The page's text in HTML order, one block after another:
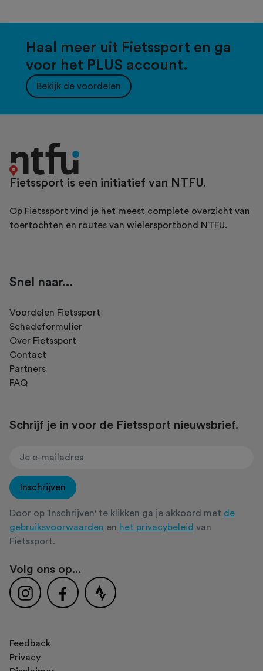
Haal meer uit Fietssport en ga
voor het PLUS account.
Bekijk de voordelen
Fietssport is een initiatief van NTFU.
Op Fietssport vind je het meest complete overzicht van
toertochten en routes van wielersportbond NTFU.
Snel naar...
Voordelen Fietssport
Schadeformulier
Over Fietssport
Contact
Partners
FAQ
Schrijf je in voor de Fietssport nieuwsbrief.
Inschrijven
Door op 'Inschrijven' te klikken ga je akkoord met de
gebruiksvoorwaarden en het privacybeleid van
Fietssport.
Volg ons op...
Feedback
Privacy